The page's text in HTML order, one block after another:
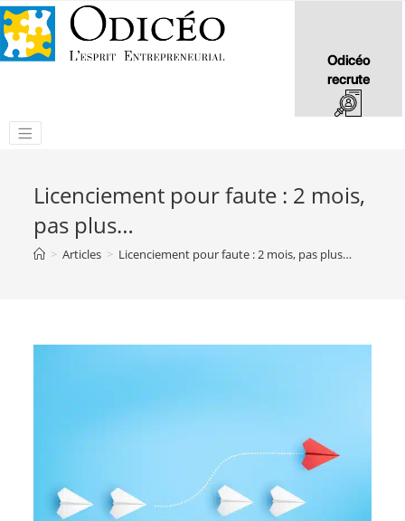
Odicéo
recrute
Licenciement pour faute : 2 mois,
pas plus…
> Articles > Licenciement pour faute : 2 mois, pas plus…